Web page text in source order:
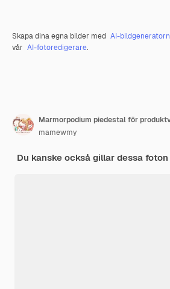
Skapa dina egna bilder med AI-bildgeneratorn
vår AI-fotoredigerare.
mamewmy
Du kanske också gillar dessa foton